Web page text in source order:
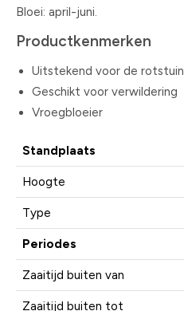
Bloei: april-juni.
Productkenmerken
Uitstekend voor de rotstuin
Geschikt voor verwildering
Vroegbloeier
Standplaats
Hoogte
Type
Periodes
Zaaitijd buiten van
Zaaitijd buiten tot